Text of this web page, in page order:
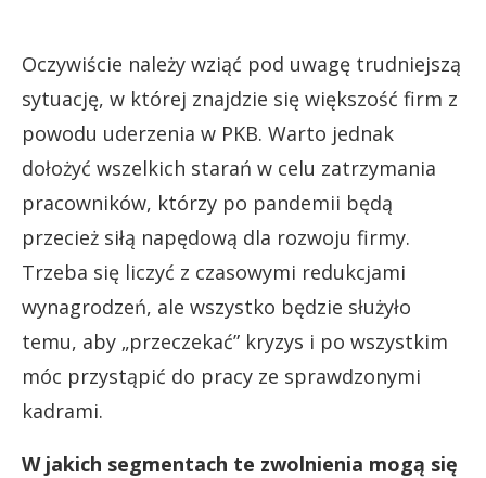
Oczywiście należy wziąć pod uwagę trudniejszą
sytuację, w której znajdzie się większość firm z
powodu uderzenia w PKB. Warto jednak
dołożyć wszelkich starań w celu zatrzymania
pracowników, którzy po pandemii będą
przecież siłą napędową dla rozwoju firmy.
Trzeba się liczyć z czasowymi redukcjami
wynagrodzeń, ale wszystko będzie służyło
temu, aby „przeczekać” kryzys i po wszystkim
móc przystąpić do pracy ze sprawdzonymi
kadrami.
W jakich segmentach te zwolnienia mogą się